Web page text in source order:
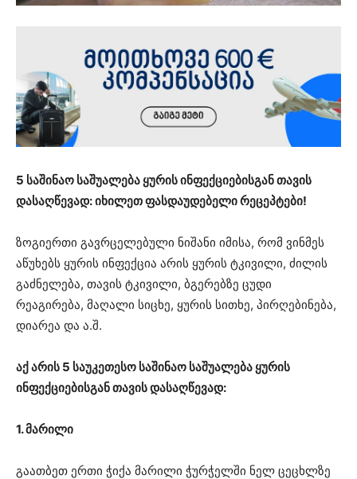
5 საშინაო საშუალება ყურის ინფექციებისგან თავის
დასაღწევად: იხილეთ ფასდაუდებელი რეცეპტები!
ზოგიერთი გავრცელებული ნიშანი იმისა, რომ ვინმეს
აწუხებს ყურის ინფექცია არის ყურის ტკივილი, ძილის
გაძნელება, თავის ტკივილი, ბგერებზე ცუდი
რეაგირება, მაღალი სიცხე, ყურის სითხე, პირღებინება,
დიარეა და ა.შ.
აქ არის 5 საუკეთესო საშინაო საშუალება ყურის
ინფექციებისგან თავის დასაღწევად:
1. მარილი
გაათბეთ ერთი ჭიქა მარილი ჭურჭელში ნელ ცეცხლზე